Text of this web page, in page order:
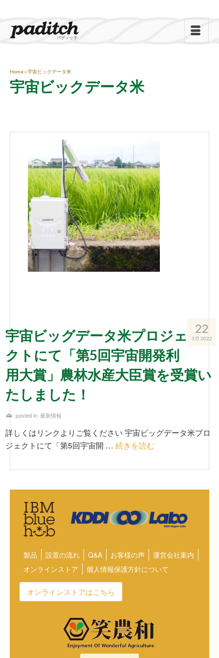
宇宙ビックデータ米
Home»宇宙ビックデータ米
22
3月 2022
宇宙ビッグデータ米プロジェ
クトにて「第5回宇宙開発利
用大賞」農林水産大臣賞を受賞い
たしました！
posted in: 最新情報
詳しくはリンクよりご覧ください 宇宙ビッグデータ米プロ
ジェクトにて「第5回宇宙開 … 続きを読む
製品 設置の流れ Q&A お客様の声
運営会社案内
オンラインストア
個人情報保護方針について
オンラインストアはこちら